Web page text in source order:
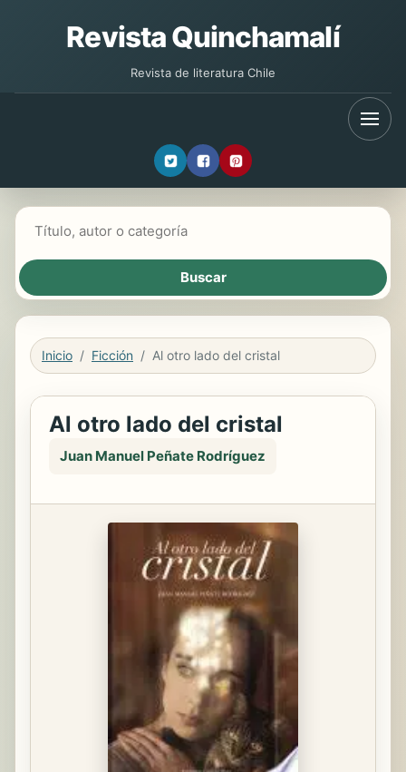
Revista Quinchamalí
Revista de literatura Chile
Inicio Ficción Al otro lado del cristal
Al otro lado del cristal
Juan Manuel Peñate Rodríguez